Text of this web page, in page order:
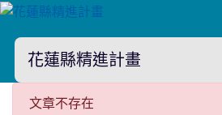
花蓮縣精進計畫
文章不存在
文章不存在